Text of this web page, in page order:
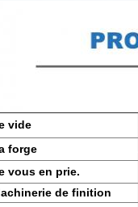
vide
forge
vous en prie.
de finition